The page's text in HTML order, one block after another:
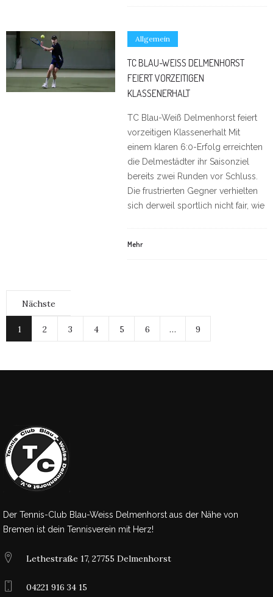
Allgemein
TC BLAU-WEISS DELMENHORST F
EIERT VORZEITIGEN K
LASSENERHALT
TC Blau-Weiß Delmenhorst feiert
vorzeitigen Klassenerhalt Mit
einem klaren 6:0-Erfolg erreichten
die Delmestädter ihr Saisonziel
bereits zwei Runden vor Schluss.
Die frustrierten Gegner verhielten
sich derweil sportlich nicht fair, wie
Mehr
Nächste
1 2 3 4 5 6 … 9
Der Tennis-Club Blau-Weiss Delmenhorst aus der Nähe von
Bremen ist dein Tennisverein mit Herz!
Lethestraße 17, 27755 Delmenhorst
04221 916 34 15